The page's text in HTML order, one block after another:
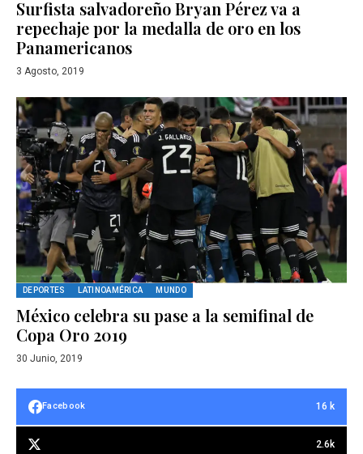
Surfista salvadoreño Bryan Pérez va a
repechaje por la medalla de oro en los
Panamericanos
3 Agosto, 2019
DEPORTES LATINOAMÉRICA MUNDO
México celebra su pase a la semifinal de
Copa Oro 2019
30 Junio, 2019
Facebook 16 k
2.6k